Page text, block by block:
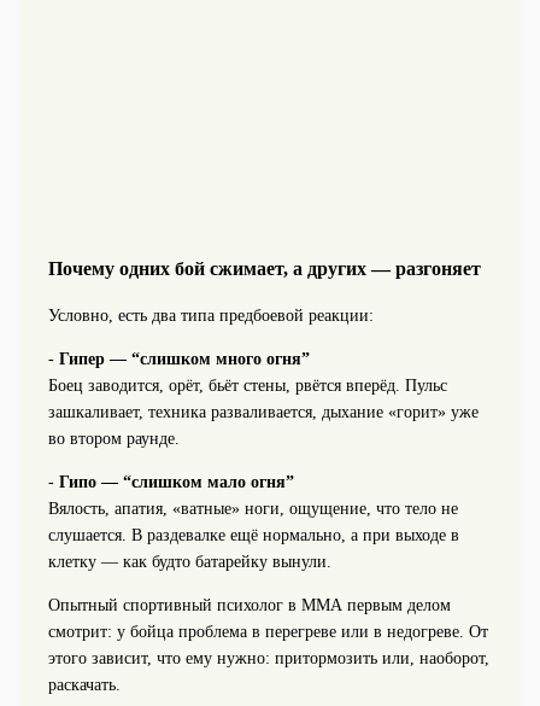
Почему одних бой сжимает, а других — разгоняет
Условно, есть два типа предбоевой реакции:
- Гипер — “слишком много огня”
Боец заводится, орёт, бьёт стены, рвётся вперёд. Пульс
зашкаливает, техника разваливается, дыхание «горит» уже
во втором раунде.
- Гипо — “слишком мало огня”
Вялость, апатия, «ватные» ноги, ощущение, что тело не
слушается. В раздевалке ещё нормально, а при выходе в
клетку — как будто батарейку вынули.
Опытный спортивный психолог в ММА первым делом
смотрит: у бойца проблема в перегреве или в недогреве. От
этого зависит, что ему нужно: притормозить или, наоборот,
раскачать.